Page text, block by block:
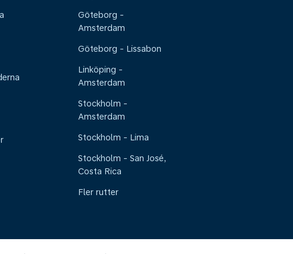
Göteborg -
Amsterdam
Göteborg - Lissabon
Linköping -
Amsterdam
Stockholm -
Amsterdam
Stockholm - Lima
Stockholm - San José,
Costa Rica
Fler rutter